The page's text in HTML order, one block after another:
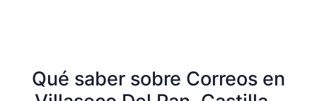
Qué saber sobre Correos en